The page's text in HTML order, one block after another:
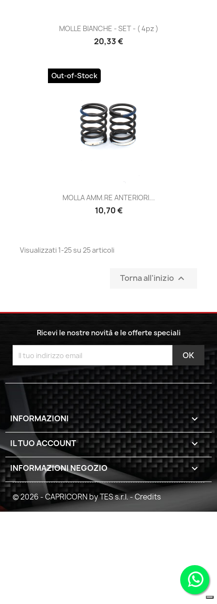
MOLLE BIANCHE - SET - ( 4pz )
Prezzo
20,33 €
MOLLA AMM.RE ANTERIORI...
Prezzo
10,70 €
Out-of-Stock
Visualizzati 1-25 su 25 articoli
Torna all'inizio 
Ricevi le nostre novità e le offerte speciali
INFORMAZIONI 
IL TUO ACCOUNT 
INFORMAZIONI NEGOZIO keyboard_arrow_down
© 2026 - CAPRICORN by TES s.r.l. -Credits